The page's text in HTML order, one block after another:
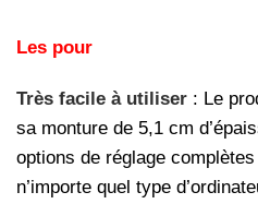
Les pour
Très facile à utiliser : Le
sa monture de 5,1 cm
options de réglage
n’importe quel type